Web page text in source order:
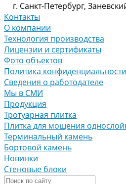
г. Санкт-Петербург,
Контакты
О компании
Технология производства
Лицензии и сертификаты
Фото объектов
Политика конфиденциальности
Сведения о работодателе
Мы в СМИ
Продукция
Тротуарная плитка
Плитка для мощения
Терминальный камень
Бортовой камень
Новинки
Стеновые блоки